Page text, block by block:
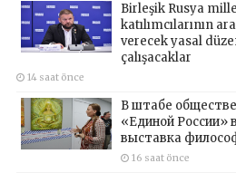
Birleşik Rusya
katılımcılarının
verecek yasal
çalışacaklar
14 saat önce
В штабе
«Единой России»
выставка
16 saat önce